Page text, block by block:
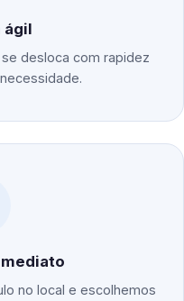
ágil
desloca com rapidez
no local e escolhemos